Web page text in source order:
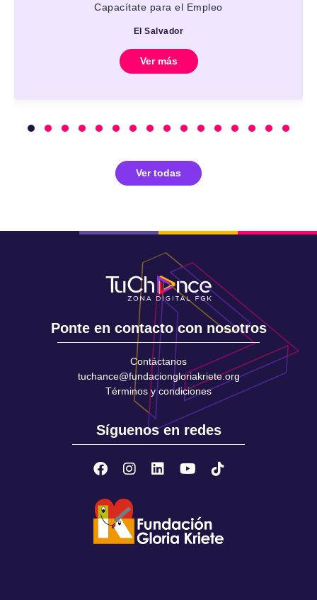
Capacítate para el Empleo
El Salvador
Ver más
Ver todas
Ponte en contacto con nosotros
Contáctanos
tuchance@fundaciongloriakriete.org
Términos y condiciones
Síguenos en redes